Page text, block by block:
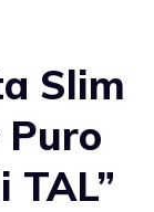
Slim
TAL”